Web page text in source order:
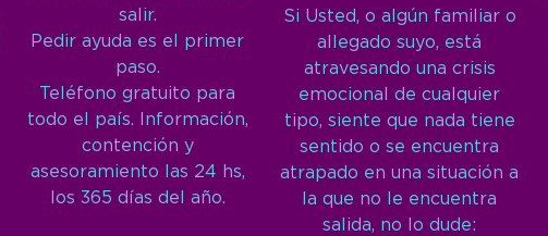
salir.
Pedir ayuda es el primer
paso.
Teléfono gratuito para
todo el país. Información,
contención y
asesoramiento las 24 hs,
los 365 días del año.
Si Usted, o algún familiar o
allegado suyo, está
atravesando una crisis
emocional de cualquier
tipo, siente que nada tiene
sentido o se encuentra
atrapado en una situación a
la que no le encuentra
salida, no lo dude: